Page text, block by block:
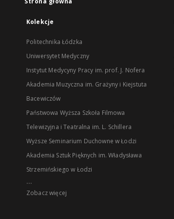
Kolekcje
Politechnika Łódzka
Uniwersytet Medyczny
Instytut Medycyny Pracy im. prof. J. Nofera
Akademia Muzyczna im. Grażyny i Kiejstuta
Bacewiczów
Państwowa Wyższa Szkoła Filmowa
Telewizyjna i Teatralna im. L. Schillera
Wyższe Seminarium Duchowne w Łodzi
Akademia Sztuk Pięknych im. Władysława
Strzemińskiego w Łodzi
...
Zobacz więcej